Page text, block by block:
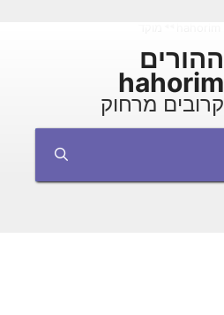
ההורים
hahorim
קרובים מרחוק